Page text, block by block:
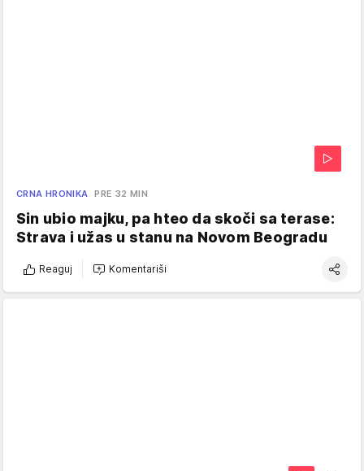
CRNA HRONIKA PRE 32 MIN
Sin ubio majku, pa hteo da skoči sa terase:
Strava i užas u stanu na Novom Beogradu
Reaguj Komentariši